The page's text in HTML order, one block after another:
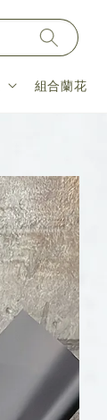
組合蘭花